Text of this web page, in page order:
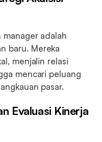
manager adalah
baru. Mereka
menjalin relasi
mencari peluang
pasar.
Evaluasi Kinerja